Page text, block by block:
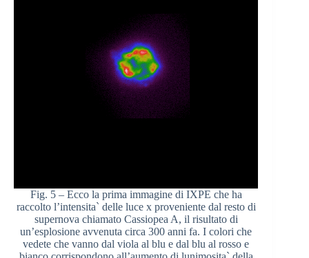
Fig. 5 – Ecco la prima immagine di IXPE che ha
raccolto l’intensita` delle luce x proveniente dal resto di
supernova chiamato Cassiopea A, il risultato di
un’esplosione avvenuta circa 300 anni fa. I colori che
vedete che vanno dal viola al blu e dal blu al rosso e